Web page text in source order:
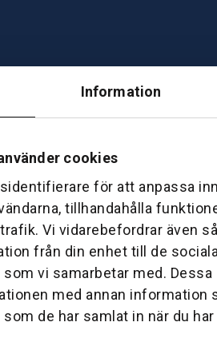
Information
cookies
för att anpassa
tillhandahålla
Vi vidarebefordrar även
från din enhet till de
vi samarbetar med. Dessa
med annan information
de har samlat in när du